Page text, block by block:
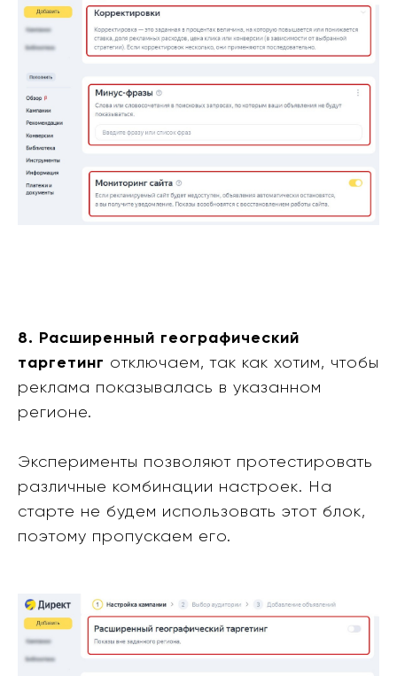
8. Расширенный географический
таргетинг отключаем, так как хотим, чтобы
реклама показывалась в указанном
регионе.
Эксперименты позволяют протестировать
различные комбинации настроек. На
старте не будем использовать этот блок,
поэтому пропускаем его.